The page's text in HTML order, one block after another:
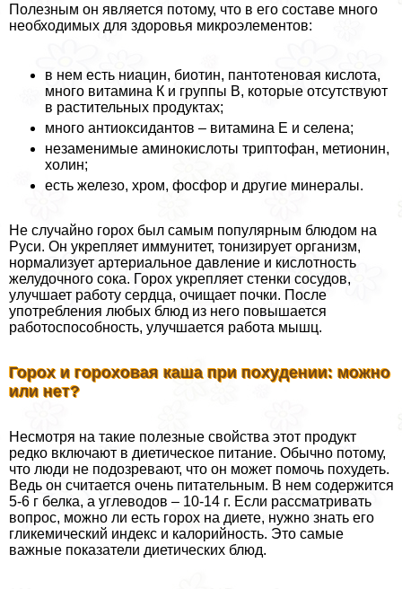
Полезным он является потому, что в его составе много
необходимых для здоровья микроэлементов:
в нем есть ниацин, биотин, пантотеновая кислота,
много витамина К и группы В, которые отсутствуют
в растительных продуктах;
много антиоксидантов – витамина Е и селена;
незаменимые аминокислоты триптофан, метионин,
холин;
есть железо, хром, фосфор и другие минералы.
Не случайно горох был самым популярным блюдом на
Руси. Он укрепляет иммунитет, тонизирует организм,
нормализует артериальное давление и кислотность
желудочного сока. Горох укрепляет стенки сосудов,
улучшает работу сердца, очищает почки. После
употрeбления любых блюд из него повышается
работоспособность, улучшается работа мышц.
Горох и гороховая каша при похудении: можно
или нет?
Несмотря на такие полезные свойства этот продукт
редко включают в диетическое питание. Обычно потому,
что люди не подозревают, что он может помочь похудеть.
Ведь он считается очень питательным. В нем содержится
5-6 г белка, а углеводов – 10-14 г. Если рассматривать
вопрос, можно ли есть горох на диете, нужно знать его
гликемический индекс и калорийность. Это самые
важные показатели диетических блюд.